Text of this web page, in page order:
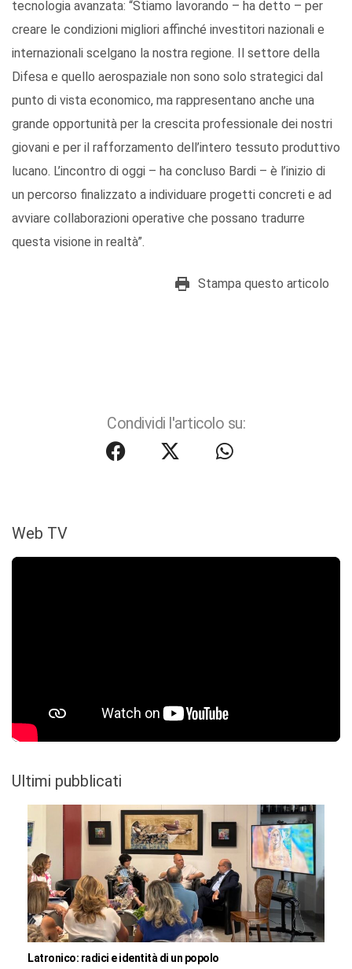
tecnologia avanzata: “Stiamo lavorando – ha detto – per
creare le condizioni migliori affinché investitori nazionali e
internazionali scelgano la nostra regione. Il settore della
Difesa e quello aerospaziale non sono solo strategici dal
punto di vista economico, ma rappresentano anche una
grande opportunità per la crescita professionale dei nostri
giovani e per il rafforzamento dell’intero tessuto produttivo
lucano. L’incontro di oggi – ha concluso Bardi – è l’inizio di
un percorso finalizzato a individuare progetti concreti e ad
avviare collaborazioni operative che possano tradurre
questa visione in realtà”.
Stampa questo articolo
Condividi l'articolo su:
Web TV
Ultimi pubblicati
Latronico: radici e identità di un popolo